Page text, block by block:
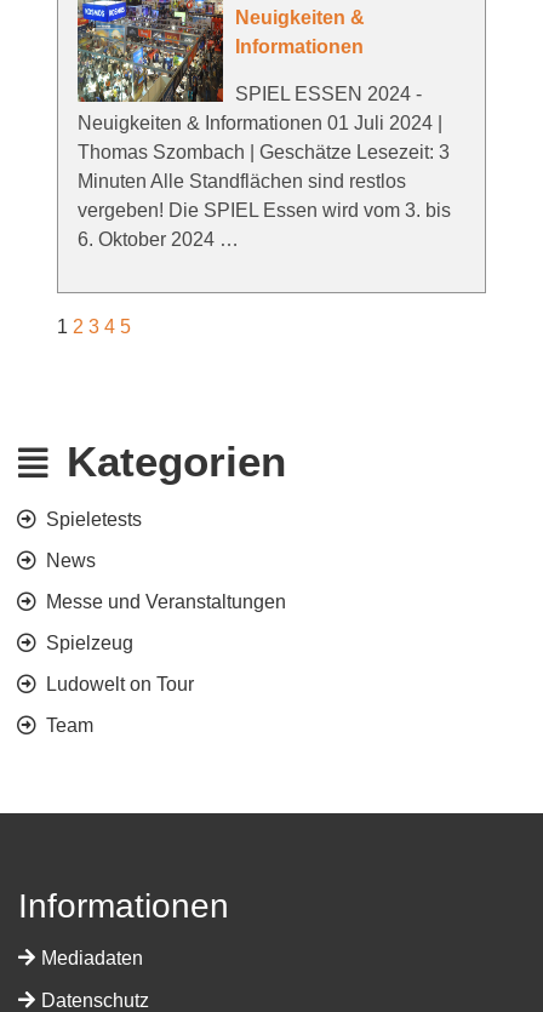
Neuigkeiten &
Informationen
SPIEL ESSEN 2024 -
Neuigkeiten & Informationen 01 Juli 2024 |
Thomas Szombach | Geschätze Lesezeit: 3
Minuten Alle Standflächen sind restlos
vergeben! Die SPIEL Essen wird vom 3. bis
6. Oktober 2024 …
1 2 3 4 5
Kategorien
Spieletests
News
Messe und Veranstaltungen
Spielzeug
Ludowelt on Tour
Team
Informationen
Mediadaten
Datenschutz